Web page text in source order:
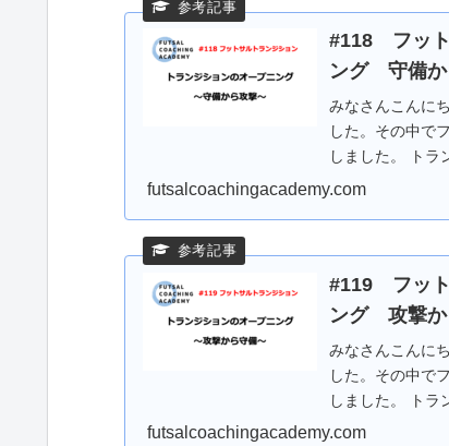
#118 フット
ング 守備か
みなさんこんに
した。その中で
しました。 トラ
ション） 前進/撤...
futsalcoachingacademy.com
#119 フット
ング 攻撃か
みなさんこんに
した。その中で
しました。 トラ
ション） 前進/撤...
futsalcoachingacademy.com